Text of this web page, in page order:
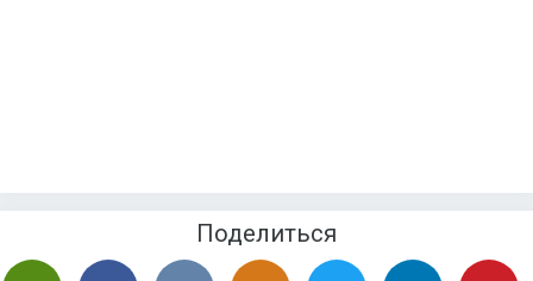
Поделиться